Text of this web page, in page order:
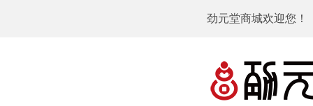
劲元堂商城欢迎您！